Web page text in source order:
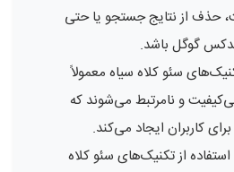
حذف از نتایج جستجو یا حتی
گوگل باشد.
سئو کلاه سیاه معمولاً
و نامرتبط می‌شوند که
کاربران ایجاد می‌کند.
استفاده از تکنیک‌های سئو کلاه